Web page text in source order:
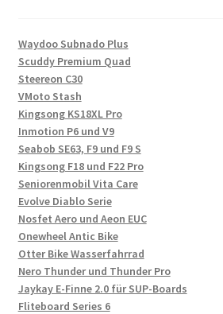
Waydoo Subnado Plus
Scuddy Premium Quad
Steereon C30
VMoto Stash
Kingsong KS18XL Pro
Inmotion P6 und V9
Seabob SE63, F9 und F9 S
Kingsong F18 und F22 Pro
Seniorenmobil Vita Care
Evolve Diablo Serie
Nosfet Aero und Aeon EUC
Onewheel Antic Bike
Otter Bike Wasserfahrrad
Nero Thunder und Thunder Pro
Jaykay E-Finne 2.0 für SUP-Boards
Fliteboard Series 6